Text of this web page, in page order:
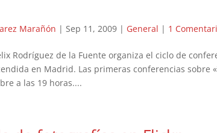
Marañón |Sep 11, 2009 | General | 1
Rodríguez de la Fuente organiza el ciclo de
en Madrid. Las primeras conferencias
a las 19 horas....